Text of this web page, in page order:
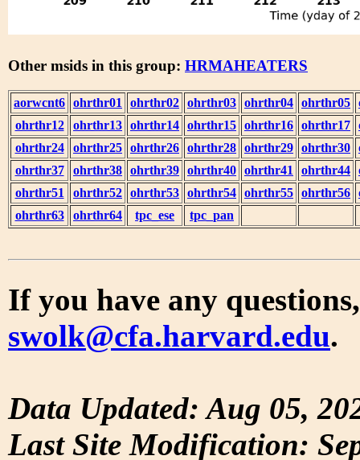
Other msids in this group: HRMAHEATERS
aorwcnt6 ohrthr01 ohrthr02 ohrthr03 ohrthr04 ohrthr05
ohrthr12
ohrthr13 ohrthr14 ohrthr15 ohrthr16 ohrthr17
ohrthr24
ohrthr25 ohrthr26 ohrthr28 ohrthr29 ohrthr30
ohrthr37
ohrthr38 ohrthr39 ohrthr40 ohrthr41 ohrthr44
ohrthr51
ohrthr52 ohrthr53 ohrthr54 ohrthr55 ohrthr56
ohrthr63
ohrthr64 tpc_ese tpc_pan
If you have any
swolk@cfa.harvard.edu.
Data Updated: Aug 05,
Last Site Modification: